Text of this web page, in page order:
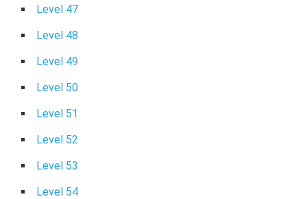
Level 47
Level 48
Level 49
Level 50
Level 51
Level 52
Level 53
Level 54